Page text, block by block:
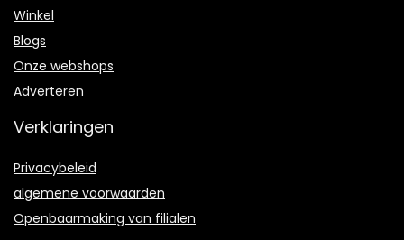
Winkel
Blogs
Onze webshops
Adverteren
Verklaringen
Privacybeleid
algemene voorwaarden
Openbaarmaking van filialen